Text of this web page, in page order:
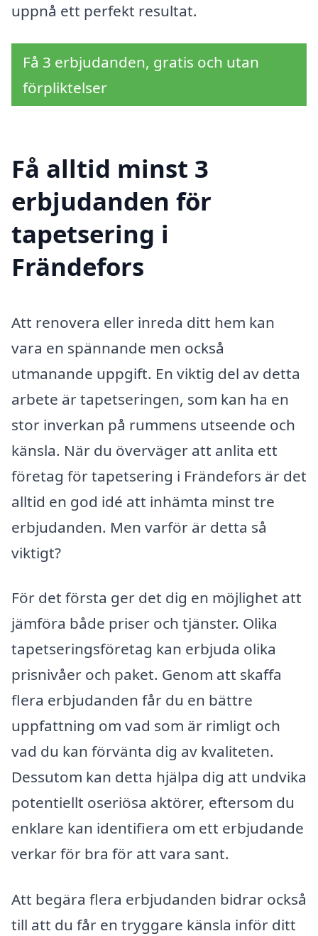
uppnå ett perfekt resultat.
Få 3 erbjudanden, gratis och utan
förpliktelser
Få alltid minst 3
erbjudanden för
tapetsering i
Frändefors
Att renovera eller inreda ditt hem kan
vara en spännande men också
utmanande uppgift. En viktig del av detta
arbete är tapetseringen, som kan ha en
stor inverkan på rummens utseende och
känsla. När du överväger att anlita ett
företag för tapetsering i Frändefors är det
alltid en god idé att inhämta minst tre
erbjudanden. Men varför är detta så
viktigt?
För det första ger det dig en möjlighet att
jämföra både priser och tjänster. Olika
tapetseringsföretag kan erbjuda olika
prisnivåer och paket. Genom att skaffa
flera erbjudanden får du en bättre
uppfattning om vad som är rimligt och
vad du kan förvänta dig av kvaliteten.
Dessutom kan detta hjälpa dig att undvika
potentiellt oseriösa aktörer, eftersom du
enklare kan identifiera om ett erbjudande
verkar för bra för att vara sant.
Att begära flera erbjudanden bidrar också
till att du får en tryggare känsla inför ditt